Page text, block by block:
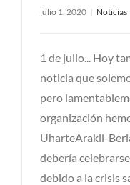
julio 1, 2020 | Noticias
1 de julio... Hoy
noticia que
pero
organización
UharteArakil-
debería
debido a la crisis